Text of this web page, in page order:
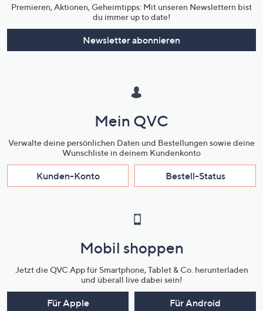
Premieren, Aktionen, Geheimtipps: Mit unseren Newslettern bist
du immer up to date!
Newsletter abonnieren
Mein QVC
Verwalte deine persönlichen Daten und Bestellungen sowie deine
Wunschliste in deinem Kundenkonto
Kunden-Konto Bestell-Status
Mobil shoppen
Jetzt die QVC App für Smartphone, Tablet & Co. herunterladen
und überall live dabei sein!
Für Apple Für Android